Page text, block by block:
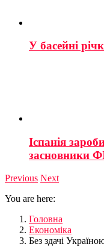
У басейні
Іспанія
засновники
Previous Next
You are here:
Головна
Економіка
Без здачі